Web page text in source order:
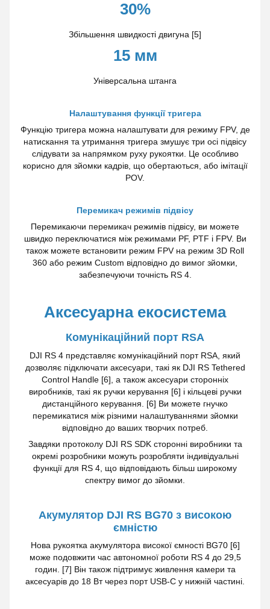
30%
Збільшення швидкості двигуна [5]
15 мм
Універсальна штанга
Налаштування функції тригера
Функцію тригера можна налаштувати для режиму FPV, де
натискання та утримання тригера змушує три осі підвісу
слідувати за напрямком руху рукоятки. Це особливо
корисно для зйомки кадрів, що обертаються, або імітації
POV.
Перемикач режимів підвісу
Перемикаючи перемикач режимів підвісу, ви можете
швидко переключатися між режимами PF, PTF і FPV. Ви
також можете встановити режим FPV на режим 3D Roll
360 або режим Custom відповідно до вимог зйомки,
забезпечуючи точність RS 4.
Аксесуарна екосистема
Комунікаційний порт RSA
DJI RS 4 представляє комунікаційний порт RSA, який
дозволяє підключати аксесуари, такі як DJI RS Tethered
Control Handle [6], а також аксесуари сторонніх
виробників, такі як ручки керування [6] і кільцеві ручки
дистанційного керування. [6] Ви можете гнучко
перемикатися між різними налаштуваннями зйомки
відповідно до ваших творчих потреб.
Завдяки протоколу DJI RS SDK сторонні виробники та
окремі розробники можуть розробляти індивідуальні
функції для RS 4, що відповідають більш широкому
спектру вимог до зйомки.
Акумулятор DJI RS BG70 з високою
ємністю
Нова рукоятка акумулятора високої ємності BG70 [6]
може подовжити час автономної роботи RS 4 до 29,5
годин. [7] Він також підтримує живлення камери та
аксесуарів до 18 Вт через порт USB-C у нижній частині.